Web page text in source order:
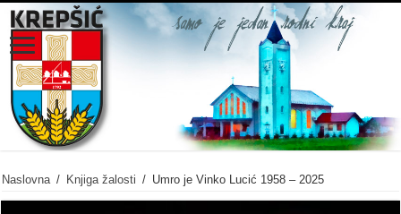
Naslovna / Knjiga žalosti / Umro je Vinko Lucić 1958 – 2025